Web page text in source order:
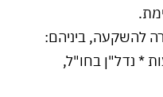
להשקעה, ביניהם:
* נדל"ן בחו"ל,